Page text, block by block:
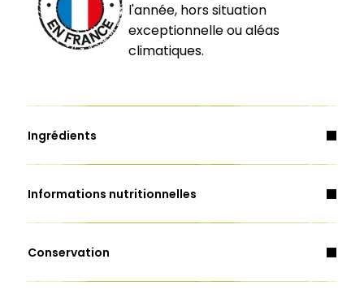
l'année, hors situation
exceptionnelle ou aléas
climatiques.
Ingrédients
lait
Informations nutritionnelles
Conservation